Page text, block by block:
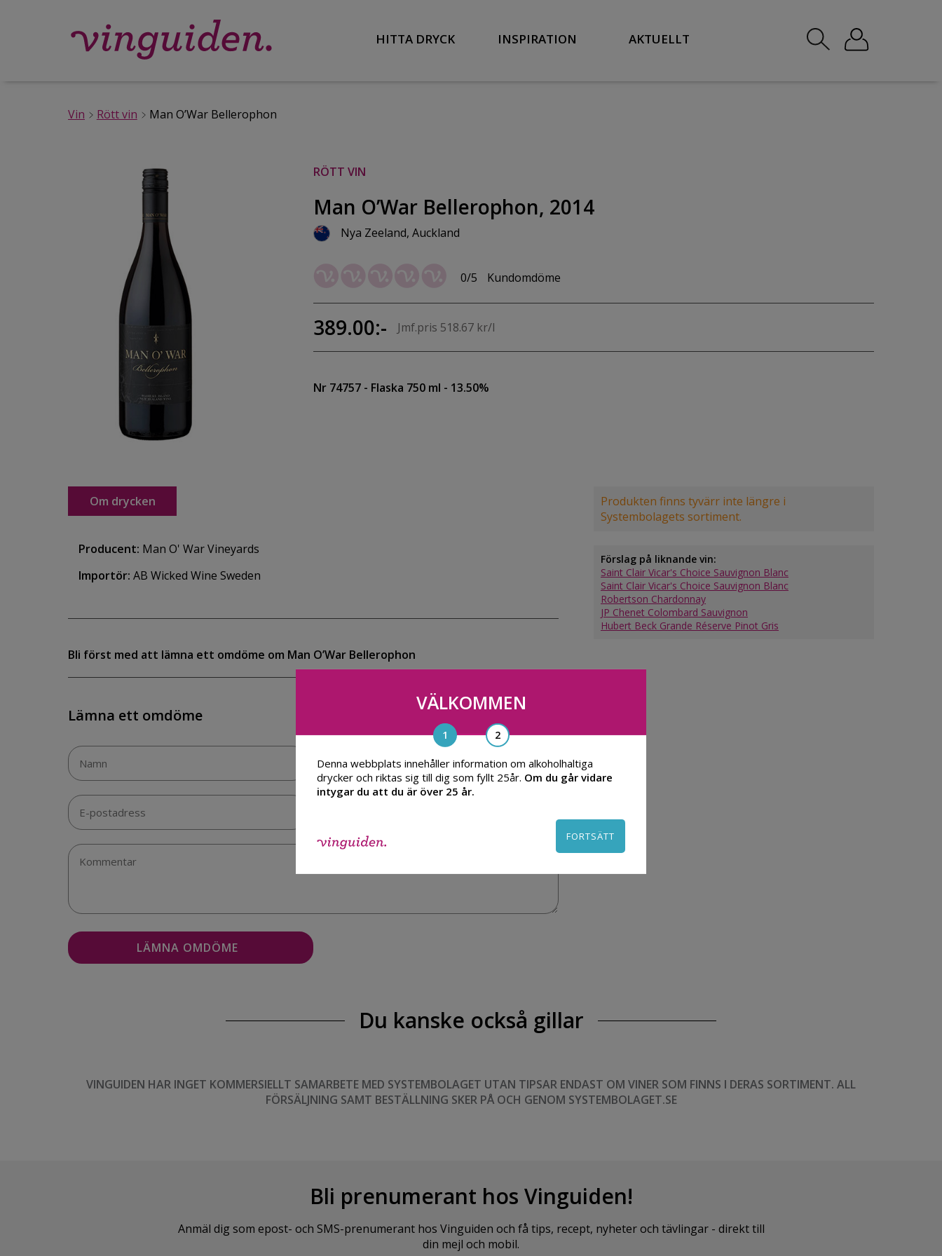
HITTA DRYCK INSPIRATION AKTUELLT
Vin Rött vin Man O’War Bellerophon
RÖTT VIN
Man O’War Bellerophon, 2014
Nya Zeeland, Auckland
0/5 Kundomdöme
389.00:- Jmf.pris 518.67 kr/l
Nr 74757 - Flaska 750 ml - 13.50%
Produkten finns tyvärr inte längre i
Systembolagets sortiment.
Förslag på liknande vin:
Saint Clair Vicar's Choice Sauvignon Blanc
Saint Clair Vicar's Choice Sauvignon Blanc
Robertson Chardonnay
JP Chenet Colombard Sauvignon
Hubert Beck Grande Réserve Pinot Gris
Om drycken
Producent: Man O' War Vineyards
Importör: AB Wicked Wine Sweden
Bli först med att lämna ett omdöme om Man O’War Bellerophon
Lämna ett omdöme
Du kanske också gillar
VINGUIDEN HAR INGET KOMMERSIELLT SAMARBETE MED SYSTEMBOLAGET UTAN TIPSAR ENDAST OM VINER SOM FINNS I DERAS SORTIMENT. ALL
FÖRSÄLJNING SAMT BESTÄLLNING SKER PÅ OCH GENOM SYSTEMBOLAGET.SE
Bli prenumerant hos Vinguiden!
Anmäl dig som epost- och SMS-prenumerant hos Vinguiden och få tips, recept, nyheter och tävlingar - direkt till
din mejl och mobil.
VÄLKOMMEN
Denna webbplats innehåller information om alkoholhaltiga
drycker och riktas sig till dig som fyllt 25år. Om du går vidare
intygar du att du är över 25 år.
FORTSÄTT